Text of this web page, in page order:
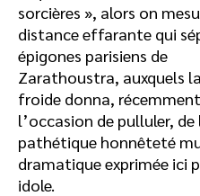
sorcières », alors on
distance effarante qui
épigones parisiens de
Zarathoustra, auxquels
froide donna,
l’occasion de pulluler, de
pathétique honnêteté
dramatique exprimée ici
idole.